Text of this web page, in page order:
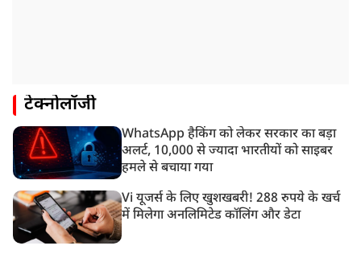
टेक्नोलॉजी
WhatsApp हैकिंग को लेकर सरकार का बड़ा
अलर्ट, 10,000 से ज्यादा भारतीयों को साइबर
हमले से बचाया गया
Vi यूजर्स के लिए खुशखबरी! 288 रुपये के खर्च
में मिलेगा अनलिमिटेड कॉलिंग और डेटा